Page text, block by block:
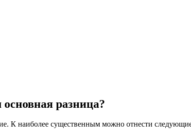
разница?
К наиболее существенным можно отнести